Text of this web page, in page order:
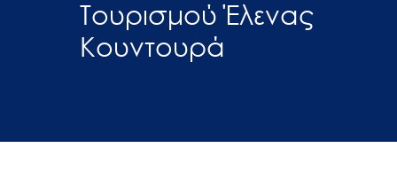
Τουρισμού Έλενας
Κουντουρά